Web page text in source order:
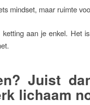
mindset, maar ruimte
aan je enkel. Het
Juist
lichaam